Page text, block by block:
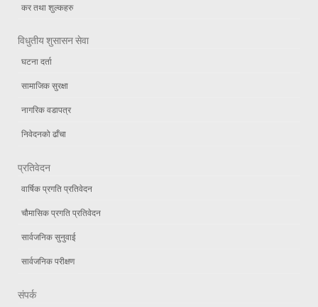
कर तथा शुल्कहरु
विधुतीय शुसासन सेवा
घटना दर्ता
सामाजिक सुरक्षा
नागरिक वडापत्र
निवेदनको ढाँचा
प्रतिवेदन
वार्षिक प्रगति प्रतिवेदन
चौमासिक प्रगति प्रतिवेदन
सार्वजनिक सुनुवाई
सार्वजनिक परीक्षण
संपर्क